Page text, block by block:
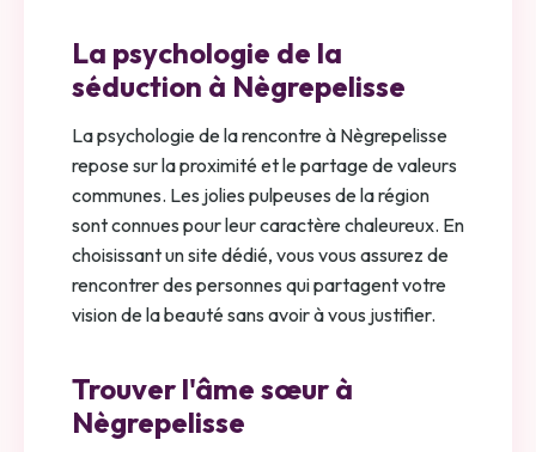
La psychologie de la
séduction à Nègrepelisse
La psychologie de la rencontre à Nègrepelisse
repose sur la proximité et le partage de valeurs
communes. Les jolies pulpeuses de la région
sont connues pour leur caractère chaleureux. En
choisissant un site dédié, vous vous assurez de
rencontrer des personnes qui partagent votre
vision de la beauté sans avoir à vous justifier.
Trouver l'âme sœur à
Nègrepelisse